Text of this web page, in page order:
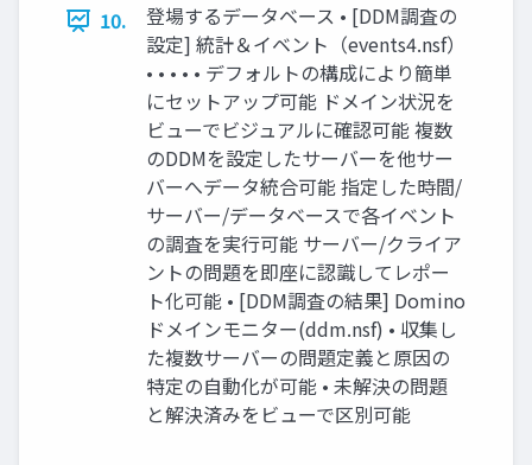
10.
登場するデータベース • [DDM調査の
設定] 統計＆イベント（events4.nsf）
• • • • • デフォルトの構成により簡単
にセットアップ可能 ドメイン状況を
ビューでビジュアルに確認可能 複数
のDDMを設定したサーバーを他サー
バーへデータ統合可能 指定した時間/
サーバー/データベースで各イベント
の調査を実行可能 サーバー/クライア
ントの問題を即座に認識してレポー
ト化可能 • [DDM調査の結果] Domino
ドメインモニター(ddm.nsf) • 収集し
た複数サーバーの問題定義と原因の
特定の自動化が可能 • 未解決の問題
と解決済みをビューで区別可能